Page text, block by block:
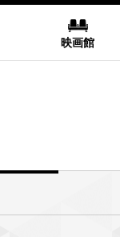
映画館